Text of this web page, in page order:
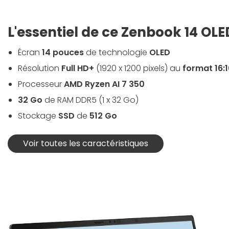
L'essentiel de ce Zenbook 14
Écran 14 poucesde technologie OLED
Résolution Full HD+ (1920 x 1200 pixels) au format
ProcesseurAMD Ryzen AI 7 350
32 Go de RAM DDR5 (1 x 32 Go)
Stockage SSD de 512 Go
Voir toutes les caractéristiques